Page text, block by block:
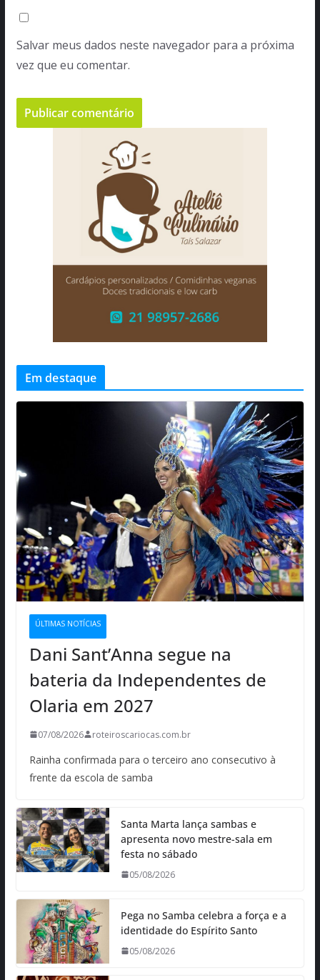
Salvar meus dados neste navegador para a próxima
vez que eu comentar.
Em destaque
ÚLTIMAS NOTÍCIAS
Dani Sant’Anna segue na
bateria da Independentes de
Olaria em 2027
07/08/2026 roteiroscariocas.com.br
Rainha confirmada para o terceiro ano consecutivo à
frente da escola de samba
Santa Marta lança sambas e
apresenta novo mestre-sala em
festa no sábado
05/08/2026
Pega no Samba celebra a força e a
identidade do Espírito Santo
05/08/2026